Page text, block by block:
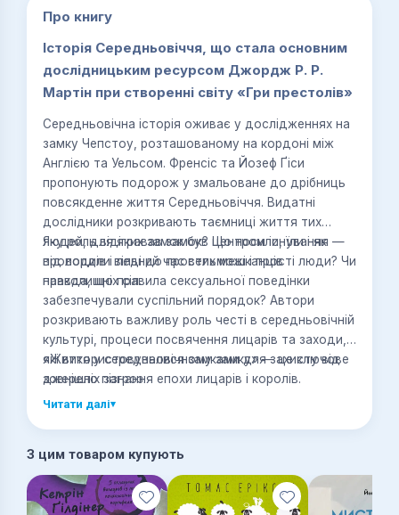
Про книгу
Історія Середньовіччя, що стала основним
дослідницьким ресурсом Джордж Р. Р.
Мартін при створенні світу «Гри престолів»
Середньовічна історія оживає у дослідженнях на
замку Чепстоу, розташованому на кордоні між
Англією та Уельсом. Френсіс та Йозеф Ґіси
пропонують подорож у змальоване до дрібниць
повсякденне життя Середньовіччя. Видатні
дослідники розкривають таємниці життя тих
людей, для яких замок був центром існування —
від лордів і леді до простих мешканців
навколишніх сіл.
Яку роль відігравав замок? Що носили, їли і як
проводили вільний час вельможі і прості люди? Чи
правда, що правила сексуальної поведінки
забезпечували суспільний порядок? Автори
розкривають важливу роль честі в середньовічній
культурі, процеси посвячення лицарів та заходи,
які використовувалися замками для захисту від
зовнішніх загроз.
«Життя у середньовічному замку» — це ключове
джерело пізнання епохи лицарів і королів.
Читати далі▾
З цим товаром купують